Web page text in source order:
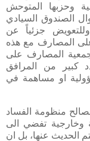
وحزبها المتوحش
الصندوق السيادي
جزئياً عن
على المصارف مع هذه
المصارف على
كبير من المرافق
او مساهمة في
منظومة الفساد
وخارجية تفضي الى
الحديث عنها، بل ان